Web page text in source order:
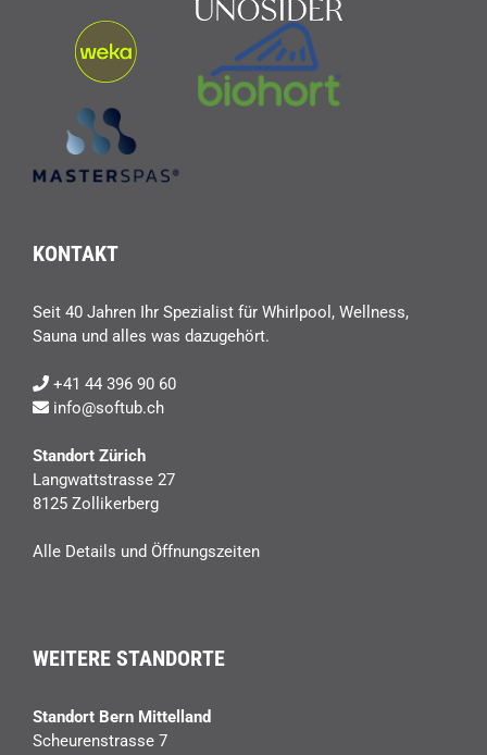
KONTAKT
Seit 40 Jahren Ihr Spezialist für Whirlpool, Wellness,
Sauna und alles was dazugehört.
+41 44 396 90 60
info@softub.ch
Standort Zürich
Langwattstrasse 27
8125 Zollikerberg
Alle Details und Öffnungszeiten
WEITERE STANDORTE
Standort Bern Mittelland
Scheurenstrasse 7